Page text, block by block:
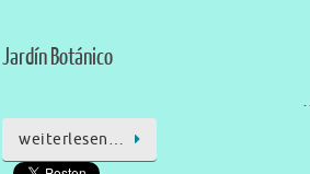
Jardín Botánico
weiterlesen…